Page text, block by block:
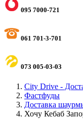
095 7000-721
061 701-3-701
073 005-03-03
City Drive -
Фастфуды
Доставка
Хочу Кебаб